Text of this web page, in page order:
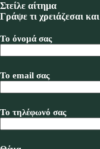
Στείλε αίτημα
Γράψε τι χρειάζεσαι
Το όνομά σας
Το email σας
Το τηλέφωνό σας